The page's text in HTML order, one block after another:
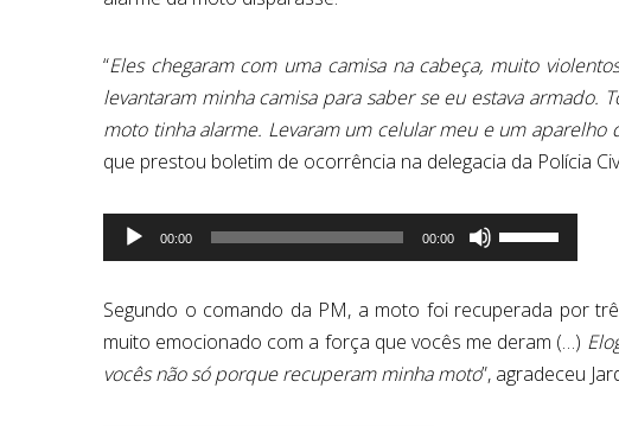
“Eles chegaram com uma camisa na cabeça, muito
levantaram minha camisa para saber se eu estava
moto tinha alarme. Levaram um celular meu e um
que prestou boletim de ocorrência na delegacia da Polícia
Tocador
00:00 00:00
ou
para
Segundo o comando da PM, a moto foi recuperada por
muito emocionado com a força que vocês me deram (…)
vocês não só porque recuperam minha moto”, agradeceu